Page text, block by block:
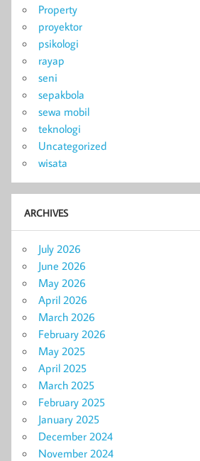
Property
proyektor
psikologi
rayap
seni
sepakbola
sewa mobil
teknologi
Uncategorized
wisata
ARCHIVES
July 2026
June 2026
May 2026
April 2026
March 2026
February 2026
May 2025
April 2025
March 2025
February 2025
January 2025
December 2024
November 2024